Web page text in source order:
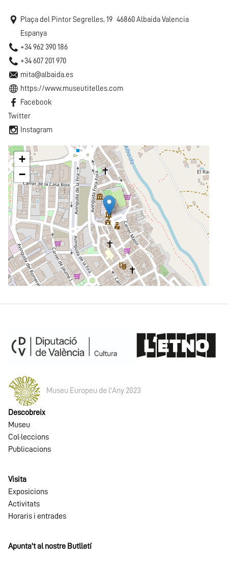
Plaça del Pintor Segrelles, 19 46860 Albaida Valencia
Espanya
+34 962 390 186
+34 607 201 970
mita@albaida.es
https://www.museutitelles.com
Facebook
Twitter
Instagram
+
−
Museu Europeu de l'Any 2023
Descobreix
Museu
Col·leccions
Publicacions
Visita
Exposicions
Activitats
Horaris i entrades
Apunta't al nostre Butlletí